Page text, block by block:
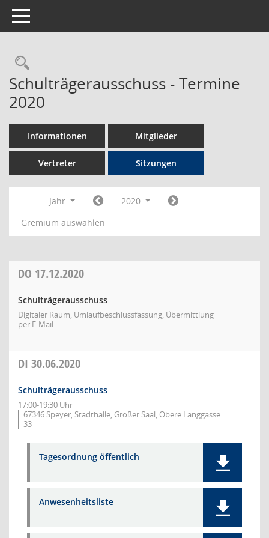
Toggle navigation
Rechercheauswahl
Schulträgerausschuss - Termine
2020
Informationen Mitglieder
Vertreter Sitzungen
Jahr
2020
Gremium auswählen
DO 17.12.2020
Schulträgerausschuss
Digitaler Raum, Umlaufbeschlussfassung, Übermittlung
per E-Mail
DI 30.06.2020
Schulträgerausschuss
17:00-19:30 Uhr
67346 Speyer, Stadthalle, Großer Saal, Obere Langgasse
33
Tagesordnung öffentlich
Anwesenheitsliste